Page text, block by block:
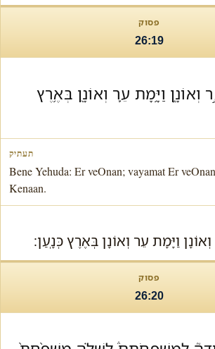
26:19
וְאוֹנָ֑ן וַיָּ֥מָת עֵ֛ר וְאוֹנָ֖ן בְּאֶ֥רֶץ
Bene Yehuda: Er veOnan; vayamat Er
Kenaan.
וַיָּמָת עֵר וְאוֹנָן בְּאֶרֶץ כְּנָֽעַן׃
26:20